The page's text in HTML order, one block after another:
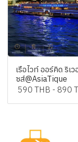
เรือไวท์ ออร์คิด ริเว
ซส์@AsiaTique
590 THB - 890